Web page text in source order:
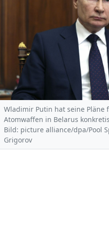
Wladimir Putin hat seine Pläne
Atomwaffen in Belarus
Bild: picture alliance/dpa/Pool
Grigorov